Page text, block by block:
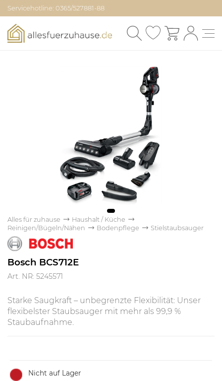
Servicehotline: 0365/527881-88
Alles für zuhause
Haushalt / Küche
Reinigen/Bügeln/Nähen
Bodenpflege Stielstaubsauger
Bosch BCS712E
Art. NR: 5245571
Starke Saugkraft – unbegrenzte Flexibilität: Unser
flexibelster Staubsauger mit mehr als 99,9 %
Staubaufnahme.
Nicht auf Lager